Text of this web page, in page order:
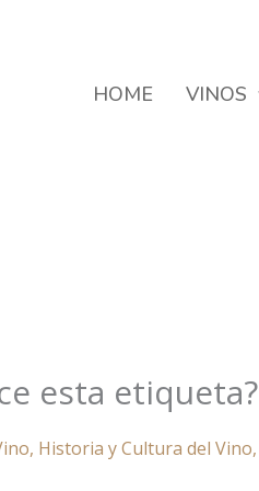
HOME VINOS
esta etiqueta?
, Historia y Cultura del Vino,